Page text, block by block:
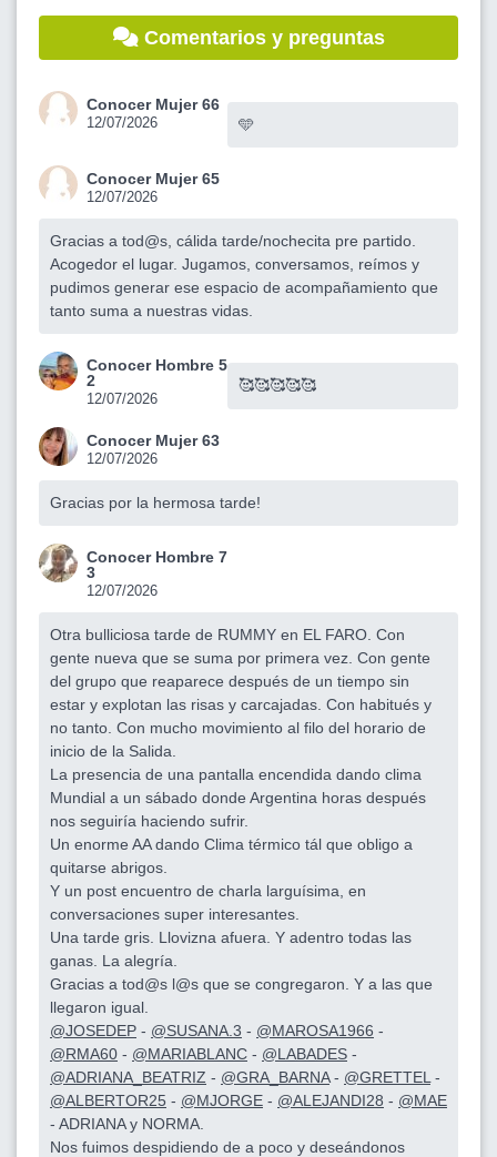
Comentarios y preguntas
Conocer Mujer 66
12/07/2026 🩵
Conocer Mujer 65
12/07/2026
Gracias a tod@s, cálida tarde/nochecita pre partido.
Acogedor el lugar. Jugamos, conversamos, reímos y
pudimos generar ese espacio de acompañamiento que
tanto suma a nuestras vidas.
Conocer Hombre 5
2
12/07/2026
🥰🥰🥰🥰🥰
Conocer Mujer 63
12/07/2026
Gracias por la hermosa tarde!
Conocer Hombre 7
3
12/07/2026
Otra bulliciosa tarde de RUMMY en EL FARO. Con
gente nueva que se suma por primera vez. Con gente
del grupo que reaparece después de un tiempo sin
estar y explotan las risas y carcajadas. Con habitués y
no tanto. Con mucho movimiento al filo del horario de
inicio de la Salida.
La presencia de una pantalla encendida dando clima
Mundial a un sábado donde Argentina horas después
nos seguiría haciendo sufrir.
Un enorme AA dando Clima térmico tál que obligo a
quitarse abrigos.
Y un post encuentro de charla larguísima, en
conversaciones super interesantes.
Una tarde gris. Llovizna afuera. Y adentro todas las
ganas. La alegría.
Gracias a tod@s l@s que se congregaron. Y a las que
llegaron igual.
@JOSEDEP - @SUSANA.3 - @MAROSA1966 -
@RMA60 - @MARIABLANC - @LABADES -
@ADRIANA_BEATRIZ - @GRA_BARNA- @GRETTEL -
@ALBERTOR25 - @MJORGE - @ALEJANDI28 - @MAE
- ADRIANA y NORMA.
Nos fuimos despidiendo de a poco y deseándonos